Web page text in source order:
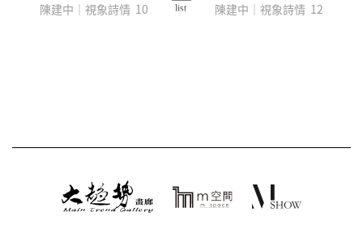
陳建中｜視象詩情 10 陳建中｜視象詩情 12